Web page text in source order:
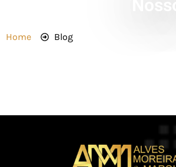
Home Blog